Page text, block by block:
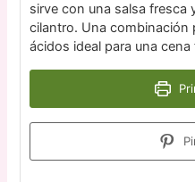
sirve con una salsa fresca
cilantro. Una combinación
ácidos ideal para una